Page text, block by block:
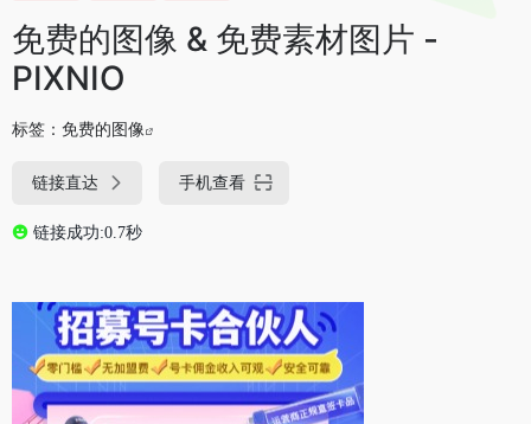
免费的图像 & 免费素材图片 -
PIXNIO
标签： 免费的图像
链接直达 手机查看
链接成功:0.7秒